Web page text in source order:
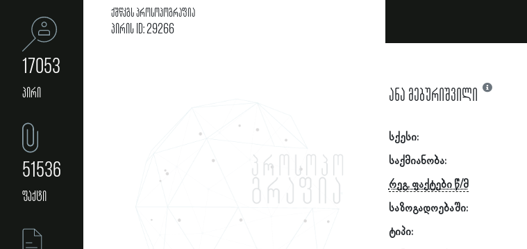
17053
პირი
51536
ფაქტი
ქშწკგს პროსოპოგრაფია
პირის ID: 29266
ანა მებურიშვილი
სქესი:
საქმიანობა:
რეგ. ფაქტები წ/მ
საზოგადოებაში:
ტიპი: